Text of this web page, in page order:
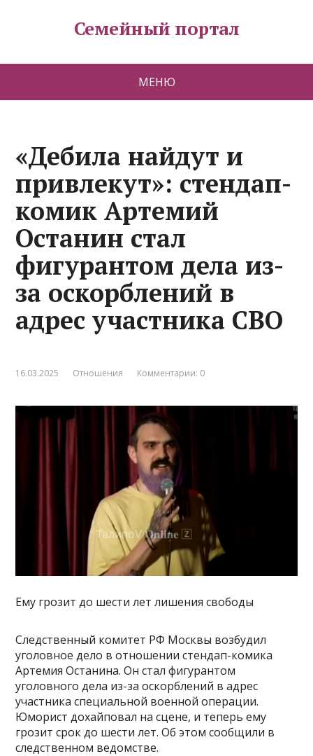
Семейный портал
МЕНЮ
«Дебила найдут и
привлекут»: стендап-
комик Артемий
Останин стал
фигурантом дела из-
за оскорблений в
адрес участника СВО
16.03.2025 Отношения Комментарии: 0
Ему грозит до шести лет лишения свободы
Следственный комитет РФ Москвы возбудил
уголовное дело в отношении стендап-комика
Артемия Останина. Он стал фигурантом
уголовного дела из-за оскорблений в адрес
участника специальной военной операции.
Юморист дохайповал на сцене, и теперь ему
грозит срок до шести лет. Об этом сообщили в
следственном ведомстве.